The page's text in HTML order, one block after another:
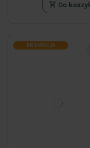
Do
PROMOCJA